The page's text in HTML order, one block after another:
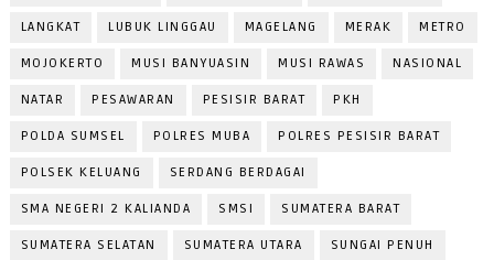
LANGKAT LUBUK LINGGAU MAGELANG MERAK METRO
MOJOKERTO MUSI BANYUASIN MUSI RAWAS NASIONAL
NATAR PESAWARAN PESISIR BARAT PKH
POLDA SUMSEL POLRES MUBA POLRES PESISIR BARAT
POLSEK KELUANG SERDANG BERDAGAI
SMA NEGERI 2 KALIANDA SMSI SUMATERA BARAT
SUMATERA SELATAN SUMATERA UTARA SUNGAI PENUH